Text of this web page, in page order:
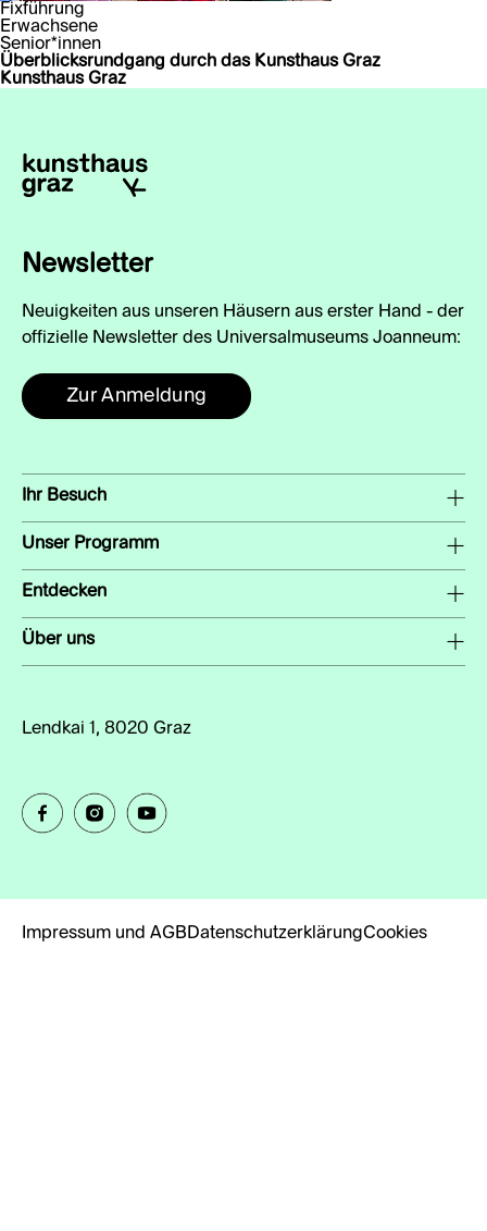
Fixführung
Erwachsene
Senior*innen
Überblicksrundgang durch das Kunsthaus Graz
Kunsthaus Graz
Newsletter
Neuigkeiten aus unseren Häusern aus erster Hand - der
offizielle Newsletter des Universalmuseums Joanneum:
Zur Anmeldung
Ihr Besuch
Unser Programm
Entdecken
Über uns
Lendkai 1, 8020 Graz
Impressum und AGBDatenschutzerklärungCookies